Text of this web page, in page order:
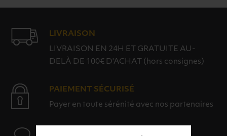
LIVRAISON
LIVRAISON EN 24H ET GRATUITE AU-
DELÀ DE 100€ D'ACHAT (hors consignes)
PAIEMENT SÉCURISÉ
Payer en toute sérénité avec nos partenaires